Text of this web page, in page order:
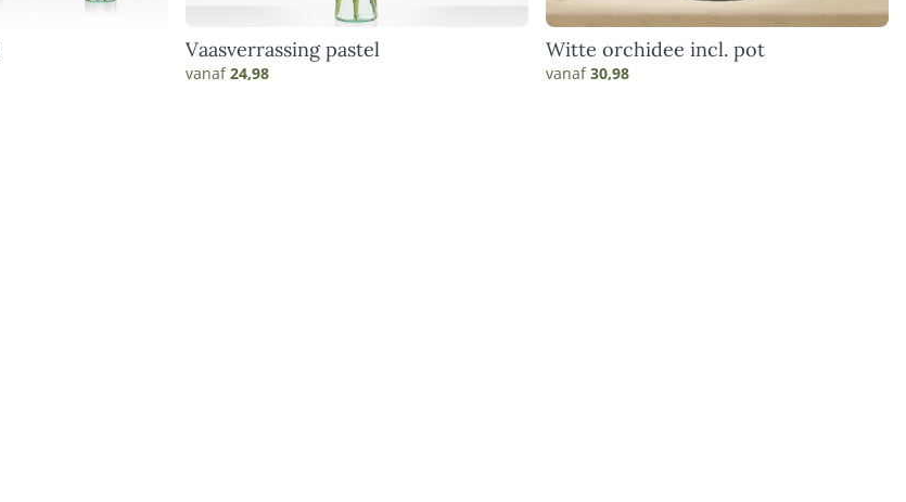
Vaasverrassing pastel
vanaf24,98
Witte orchidee incl. pot
vanaf30,98